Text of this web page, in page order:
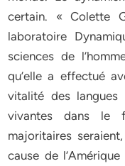
certain. « Colette
laboratoire
sciences de
qu’elle a effectué
vitalité des
vivantes dans le
majoritaires
cause de